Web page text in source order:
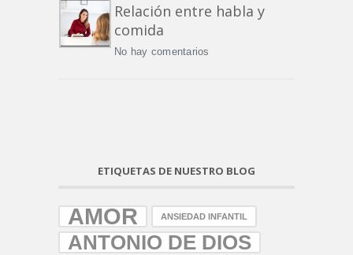
Relación entre habla y
comida
No hay comentarios
ETIQUETAS DE NUESTRO BLOG
AMOR ANSIEDAD INFANTIL
ANTONIO DE DIOS